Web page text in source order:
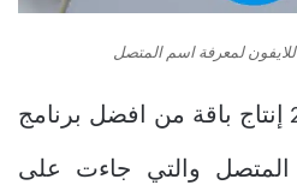
لمعرفة اسم المتصل
افضل برنامج
المتصل والتي جاءت على